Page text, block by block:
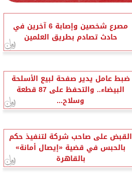
مصرع شخصين وإصابة 6 آخرين في
حادث تصادم بطريق العلمين
ضبط عامل يدير صفحة لبيع الأسلحة
البيضاء.. والتحفظ على 87 قطعة
وسلاح...
القبض على صاحب شركة لتنفيذ حكم
بالحبس في قضية «إيصال أمانة»
بالقاهرة